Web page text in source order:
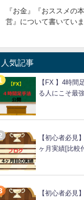
『お金』『おススメの
営』について書いていま
人気記事
【FX 】4時間
る人にこそ最
【初心者必見
ヶ月実績[比較
【初心者必見